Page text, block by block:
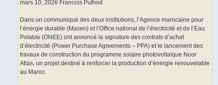
mars 10, 2026 Francois Puthod
Dans un communiqué des deux institutions, l’Agence marocaine pour
l’énergie durable (Masen) et l’Office national de l’électricité et de l’Eau
Potable (ONEE) ont annoncé la signature des contrats d’achat
d’électricité (Power Purchase Agreements – PPA) et le lancement des
travaux de construction du programme solaire photovoltaïque Noor
Atlas, un projet destiné à renforcer la production d’énergie renouvelable
au Maroc.